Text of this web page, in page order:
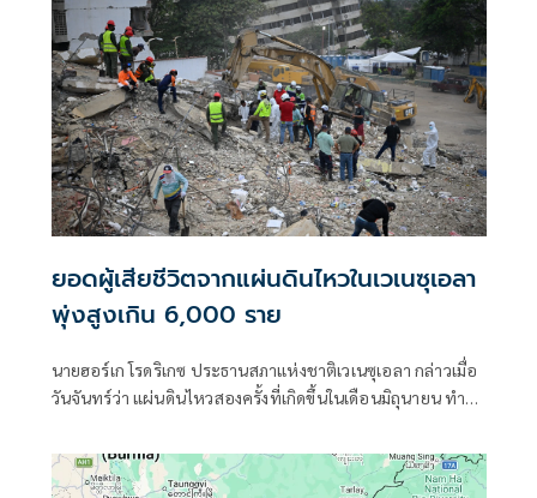
ยอดผู้เสียชีวิตจากแผ่นดินไหวในเวเนซุเอลา
พุ่งสูงเกิน 6,000 ราย
นายฮอร์เก โรดริเกซ ประธานสภาแห่งชาติเวเนซุเอลา กล่าวเมื่อ
วันจันทร์ว่า แผ่นดินไหวสองครั้งที่เกิดขึ้นในเดือนมิถุนายน ทำให้